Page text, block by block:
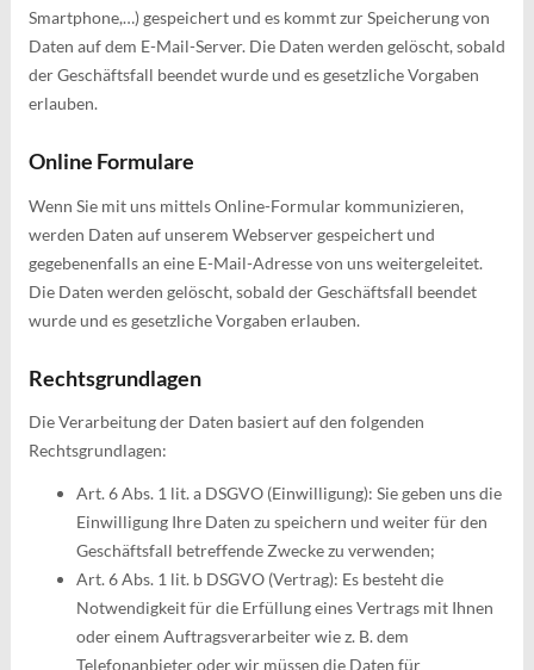
Smartphone,…) gespeichert und es kommt zur Speicherung von
Daten auf dem E-Mail-Server. Die Daten werden gelöscht, sobald
der Geschäftsfall beendet wurde und es gesetzliche Vorgaben
erlauben.
Online Formulare
Wenn Sie mit uns mittels Online-Formular kommunizieren,
werden Daten auf unserem Webserver gespeichert und
gegebenenfalls an eine E-Mail-Adresse von uns weitergeleitet.
Die Daten werden gelöscht, sobald der Geschäftsfall beendet
wurde und es gesetzliche Vorgaben erlauben.
Rechtsgrundlagen
Die Verarbeitung der Daten basiert auf den folgenden
Rechtsgrundlagen:
Art. 6 Abs. 1 lit. a DSGVO (Einwilligung): Sie geben uns die
Einwilligung Ihre Daten zu speichern und weiter für den
Geschäftsfall betreffende Zwecke zu verwenden;
Art. 6 Abs. 1 lit. b DSGVO (Vertrag): Es besteht die
Notwendigkeit für die Erfüllung eines Vertrags mit Ihnen
oder einem Auftragsverarbeiter wie z. B. dem
Telefonanbieter oder wir müssen die Daten für